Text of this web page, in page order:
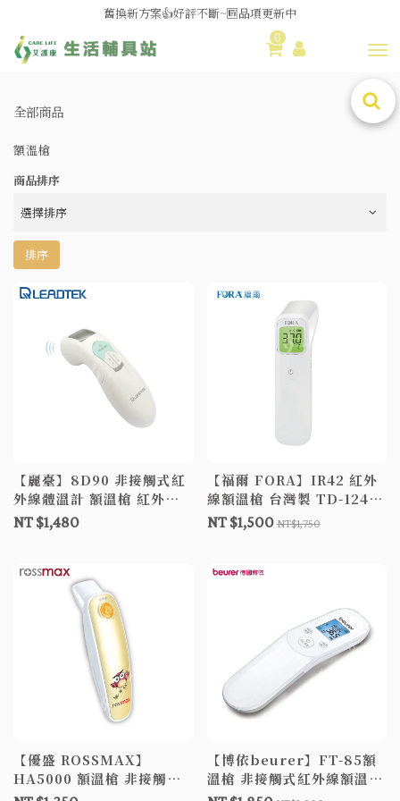
舊換新方案👍好評不斷~🆕品項更新中
😆備餐原來可以這麼輕鬆🎌KEWPIE介護食🍱營養均衡
0
全部商品
額溫槍
商品排序
排序
【麗臺】8D90 非接觸式紅
外線體溫計 額溫槍 紅外線
額溫槍
NT $1,480
【福爾 FORA】IR42 紅外
線額溫槍 台灣製 TD-1242
福爾額溫槍 額溫槍 體溫計
測量體溫 額頭槍
NT $1,500NT$1,750
【優盛 ROSSMAX】
HA5000 額溫槍 非接觸式
【博依beurer】FT-85額
溫槍 非接觸式紅外線額溫槍